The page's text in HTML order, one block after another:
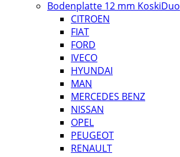
Bodenplatte 12 mm KoskiDuo
CITROEN
FIAT
FORD
IVECO
HYUNDAI
MAN
MERCEDES BENZ
NISSAN
OPEL
PEUGEOT
RENAULT